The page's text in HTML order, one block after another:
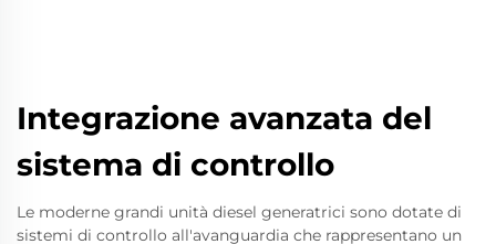
Integrazione avanzata del
sistema di controllo
Le moderne grandi unità diesel generatrici sono dotate di
sistemi di controllo all'avanguardia che rappresentano un